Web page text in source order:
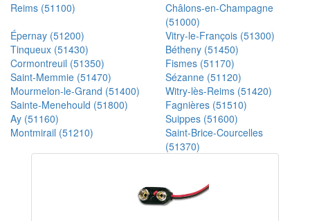
Reims (51100)
Châlons-en-Champagne
(51000)
Épernay (51200)
Vitry-le-François (51300)
Tinqueux (51430)
Bétheny (51450)
Cormontreuil (51350)
Fismes (51170)
Saint-Memmie (51470)
Sézanne (51120)
Mourmelon-le-Grand (51400)
Witry-lès-Reims (51420)
Sainte-Menehould (51800)
Fagnières (51510)
Ay (51160)
Suippes (51600)
Montmirail (51210)
Saint-Brice-Courcelles
(51370)